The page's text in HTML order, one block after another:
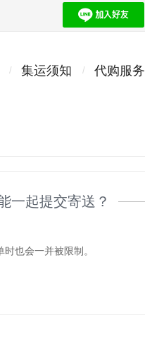
集运须知 代购服务
一起提交寄送？
也会一并被限制。